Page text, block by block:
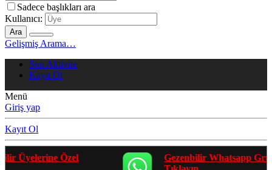
Sadece başlıkları ara
Kullanıcı:
Ara
Gelişmiş Arama…
Son Aktivite
Kayıt Ol
Menü
Giriş yap
Kayıt Ol
Gezenbilir Whatsapp Grupları'na Katılmak İçin